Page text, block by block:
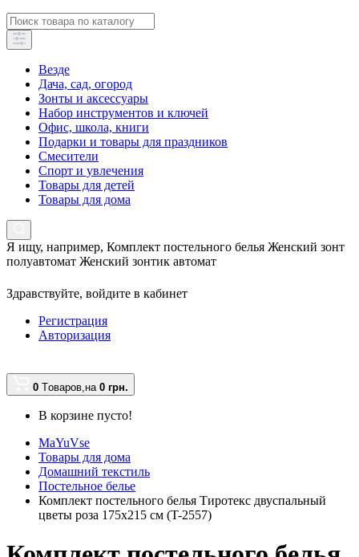
Везде
Дача, сад, огород
Зонты и аксессуары
Набор инструментов и ключей
Офис, школа, книги
Подарки и товары для праздников
Смесители
Спорт и увлечения
Товары для детей
Товары для дома
Я ищу, например, Комплект постельного белья Женский зонт
полуавтомат Женский зонтик автомат
Здравствуйте, войдите в кабинет
Регистрация
Авторизация
0 Tоваров,на 0 грн.
В корзине пусто!
MaYuVse
Товары для дома
Домашний текстиль
Постельное белье
Комплект постельного белья Тиротекс двуспальный
цветы роза 175х215 см (T-2557)